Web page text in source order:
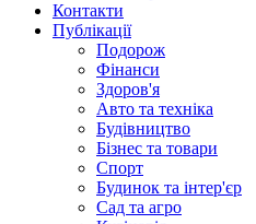
Контакти
Публікації
Подорож
Фінанси
Здоров'я
Авто та техніка
Будівництво
Бізнес та товари
Спорт
Будинок та інтер'єр
Сад та агро